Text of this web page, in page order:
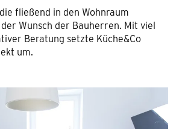
fließend in den Wohnraum
Wunsch der Bauherren. Mit viel
Beratung setzte Küche&Co
um.